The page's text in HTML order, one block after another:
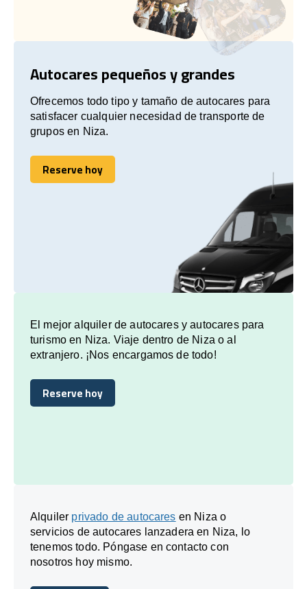
Autocares pequeños y grandes
Ofrecemos todo tipo y tamaño de autocares para
satisfacer cualquier necesidad de transporte de
grupos en Niza.
Reserve hoy
Reserve hoy
El mejor alquiler de autocares y autocares para
turismo en Niza. Viaje dentro de Niza o al
extranjero. ¡Nos encargamos de todo!
Reserve hoy
Reserve hoy
Alquiler privado de autocares en Niza o
servicios de autocares lanzadera en Niza, lo
tenemos todo. Póngase en contacto con
nosotros hoy mismo.